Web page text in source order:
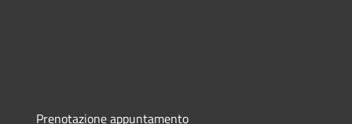
Prenotazione appuntamento